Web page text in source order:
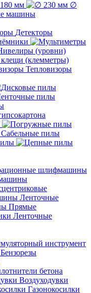
мм
∅
машины
Детекторы
(уровни)
Тепловизоры
пилы
Сабельные пилы
шлифмашины
Ленточные
Прямые
Ленточные
инструмент
Бензорезы
бетона
Воздуходувки
Газонокосилки